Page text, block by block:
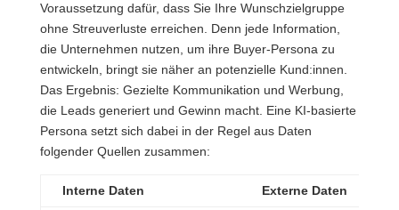
Voraussetzung dafür, dass Sie Ihre Wunschzielgruppe
ohne Streuverluste erreichen. Denn jede Information,
die Unternehmen nutzen, um ihre Buyer-Persona zu
entwickeln, bringt sie näher an potenzielle Kund:innen.
Das Ergebnis: Gezielte Kommunikation und Werbung,
die Leads generiert und Gewinn macht. Eine KI-basierte
Persona setzt sich dabei in der Regel aus Daten
folgender Quellen zusammen:
Interne Daten Externe Daten